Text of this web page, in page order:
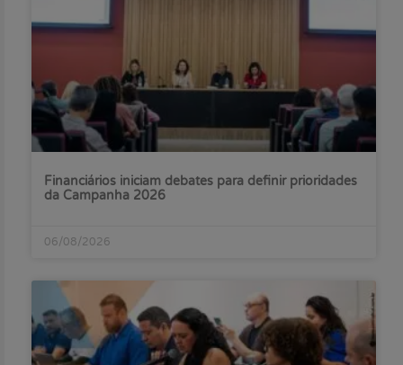
Financiários iniciam debates para definir prioridades
da Campanha 2026
06/08/2026